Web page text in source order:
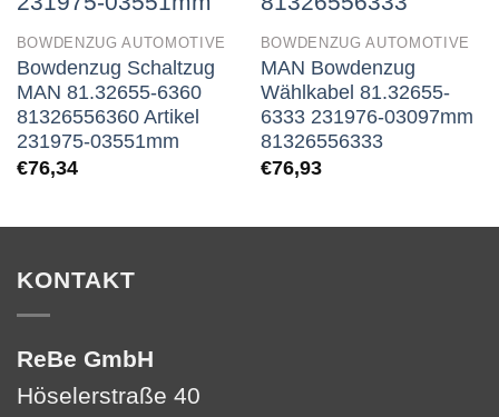
BOWDENZUG AUTOMOTIVE
Bowdenzug Schaltzug
MAN 81.32655-6360
81326556360 Artikel
231975-03551mm
€76,34
BOWDENZUG AUTOMOTIVE
MAN Bowdenzug
Wählkabel 81.32655-
6333 231976-03097mm
81326556333
€76,93
KONTAKT
ReBe GmbH
Höselerstraße 40